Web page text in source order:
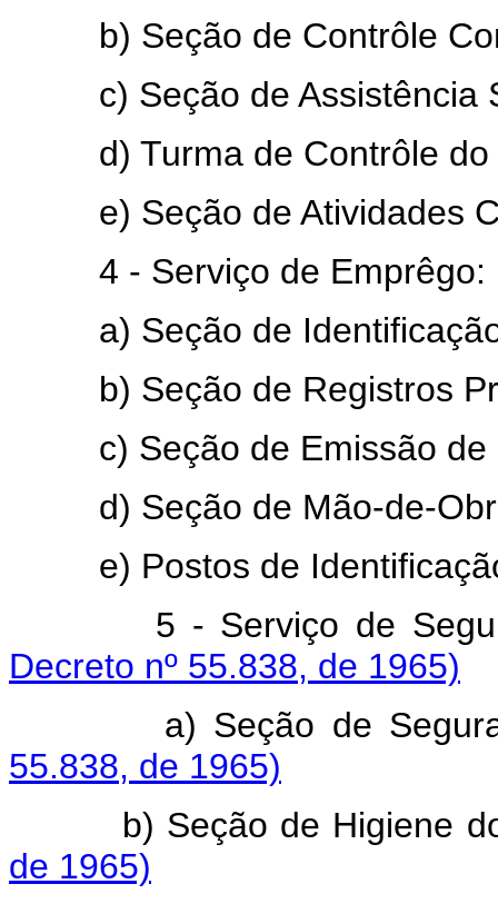
b) Seção de Contrôle
c) Seção de Assistência
d) Turma de Contrôle do
e) Seção de Atividades
4 - Serviço de Emprêgo:
a) Seção de Identificação
b) Seção de Registros
c) Seção de Emissão de
d) Seção de Mão-de-Obra
e) Postos de
5 - Serviço de
Decreto nº 55.838, de 1965)
a) Seção de
55.838, de 1965)
b) Seção de Higiene do
de 1965)